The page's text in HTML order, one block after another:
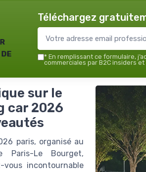
Téléchargez
* En remplissant ce formulaire,
commerciales par B2C insiders
sur le
car 2026
paris, organisé au
Paris-Le Bourget,
vous incontournable